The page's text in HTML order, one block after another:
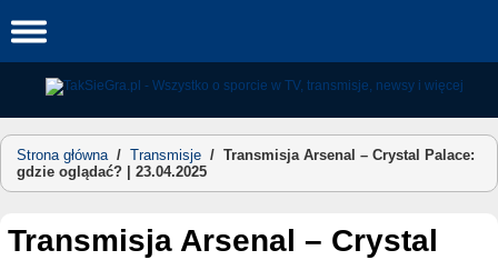
to
Strona główna/ Transmisje / Transmisja Arsenal – Crystal Palace:
gdzie oglądać? | 23.04.2025
Transmisja Arsenal – Crystal